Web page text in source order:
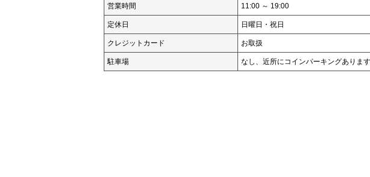
営業時間 11:00 ～ 19:00
定休日 日曜日・祝日
クレジットカード お取扱
駐車場 なし、近所にコインパーキングあります